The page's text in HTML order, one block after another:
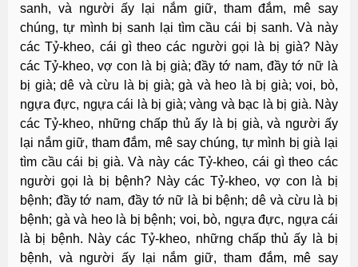
sanh, và người ấy lại nắm giữ, tham đắm, mê say
chúng, tự mình bị sanh lại tìm cầu cái bị sanh. Và này
các Tỷ-kheo, cái gì theo các người gọi là bị già? Này
các Tỷ-kheo, vợ con là bị già; đầy tớ nam, đầy tớ nữ là
bị già; dê và cừu là bị già; gà và heo là bị già; voi, bò,
ngựa đực, ngựa cái là bị già; vàng và bạc là bị già. Này
các Tỷ-kheo, những chấp thủ ấy là bị già, và người ấy
lại nắm giữ, tham đắm, mê say chúng, tự mình bị già lại
tìm cầu cái bị già. Và này các Tỷ-kheo, cái gì theo các
người gọi là bị bệnh? Này các Tỷ-kheo, vợ con là bị
bệnh; đầy tớ nam, đầy tớ nữ là bi bệnh; dê và cừu là bị
bệnh; gà và heo là bị bệnh; voi, bò, ngựa đực, ngựa cái
là bị bệnh. Này các Tỷ-kheo, những chấp thủ ấy là bị
bệnh, và người ấy lại nắm giữ, tham đắm, mê say